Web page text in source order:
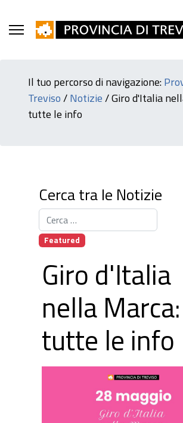
Il tuo percorso di navigazione:
Treviso/Notizie/Giro d'Italia
tutte le info
Cerca tra le Notizie
Cerca tra le News
Featured
Giro d'Italia
nella Marca:
tutte le info